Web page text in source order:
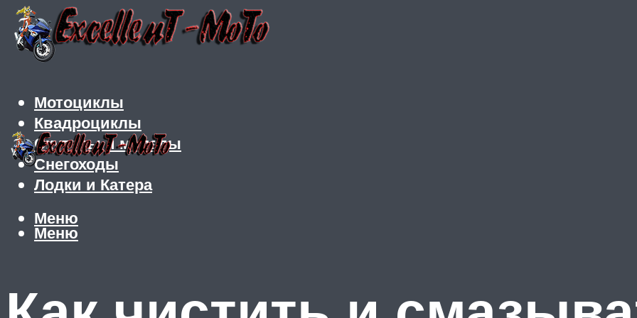
Мотоциклы
Квадроциклы
Скутеры и мопеды
Снегоходы
Лодки и Катера
Меню
Меню